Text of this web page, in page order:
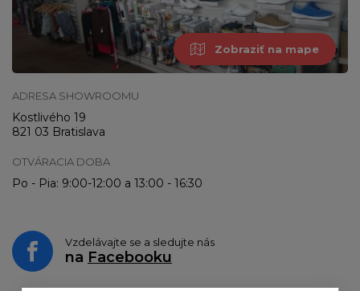
Zobraziť na mape
ADRESA SHOWROOMU
Kostlivého 19
821 03 Bratislava
OTVÁRACIA DOBA
Po - Pia: 9:00-12:00 a 13:00 - 16:30
Vzdelávajte se a sledujte nás
na Facebooku